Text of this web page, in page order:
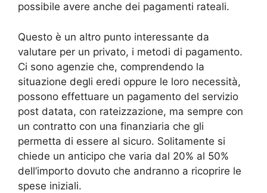
possibile avere anche dei pagamenti rateali.
Questo è un altro punto interessante da
valutare per un privato, i metodi di pagamento.
Ci sono agenzie che, comprendendo la
situazione degli eredi oppure le loro necessità,
possono effettuare un pagamento del servizio
post datata, con rateizzazione, ma sempre con
un contratto con una finanziaria che gli
permetta di essere al sicuro. Solitamente si
chiede un anticipo che varia dal 20% al 50%
dell’importo dovuto che andranno a ricoprire le
spese iniziali.